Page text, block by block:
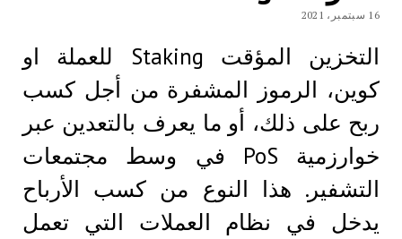
16 سبتمبر، 2021
التخزين المؤقت Staking للعملة او
كوين، الرموز المشفرة من أجل كسب
ربح على ذلك، أو ما يعرف بالتعدين عبر
خوارزمية PoS في وسط مجتمعات
التشفير. هذا النوع من كسب الأرباح
يدخل في نظام العملات التي تعمل